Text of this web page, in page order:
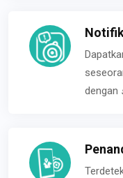
dengan